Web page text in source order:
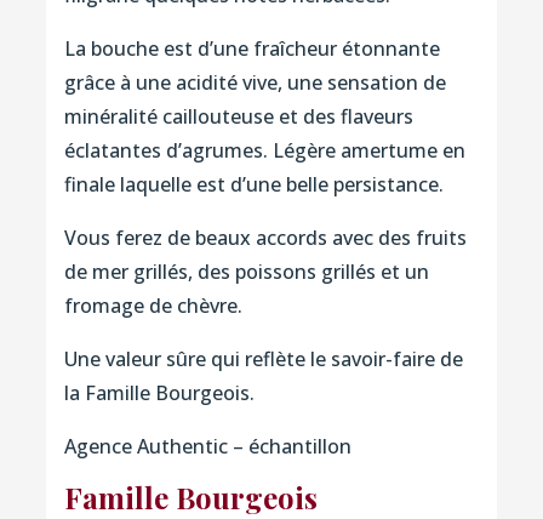
La bouche est d’une fraîcheur étonnante
grâce à une acidité vive, une sensation de
minéralité caillouteuse et des flaveurs
éclatantes d’agrumes. Légère amertume en
finale laquelle est d’une belle persistance.
Vous ferez de beaux accords avec des fruits
de mer grillés, des poissons grillés et un
fromage de chèvre.
Une valeur sûre qui reflète le savoir-faire de
la Famille Bourgeois.
Agence Authentic – échantillon
Famille Bourgeois